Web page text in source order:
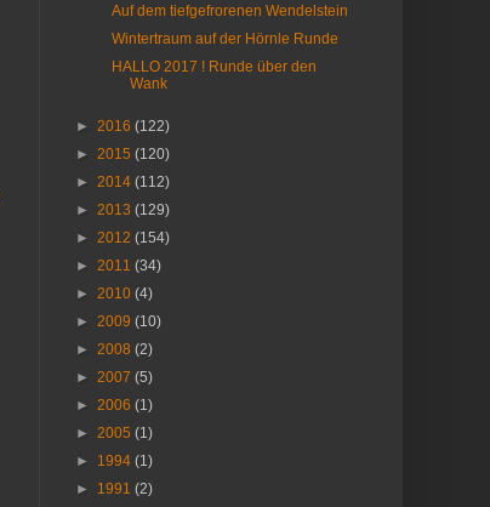
Auf dem tiefgefrorenen Wendelstein
Wintertraum auf der Hörnle Runde
HALLO 2017 ! Runde über den
Wank
► 2016 (122)
► 2015 (120)
► 2014 (112)
► 2013 (129)
► 2012 (154)
► 2011 (34)
► 2010 (4)
► 2009 (10)
► 2008 (2)
► 2007 (5)
► 2006 (1)
► 2005 (1)
► 1994 (1)
► 1991 (2)